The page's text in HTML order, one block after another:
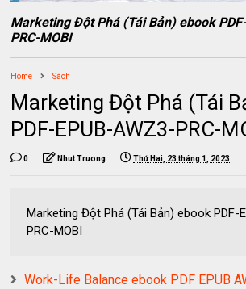
Marketing Đột Phá (Tái Bản) ebook
PRC-MOBI
Home Sách
Marketing Đột Phá (Tái
PDF-EPUB-AWZ3-PRC-
0 Nhut Truong Thứ Hai, 23 tháng 1, 2023
Marketing Đột Phá (Tái Bản) ebook PDF-
PRC-MOBI
Work-Life Balance ebook PDF EPUB